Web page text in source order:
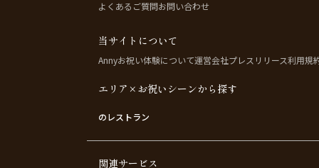
よくあるご質問お問い合わせ
当サイトについて
Annyお祝い体験について運営会社プレスリリース利用規
エリア×お祝いシーンから探す
のレストラン
関連サービス